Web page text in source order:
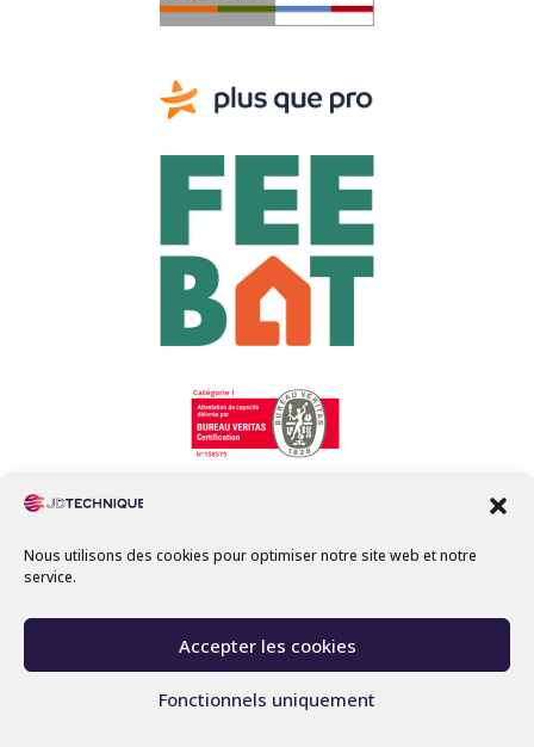
Nous utilisons des cookies pour optimiser notre site web et notre
service.
Accepter les cookies
Fonctionnels uniquement
Réalisation par